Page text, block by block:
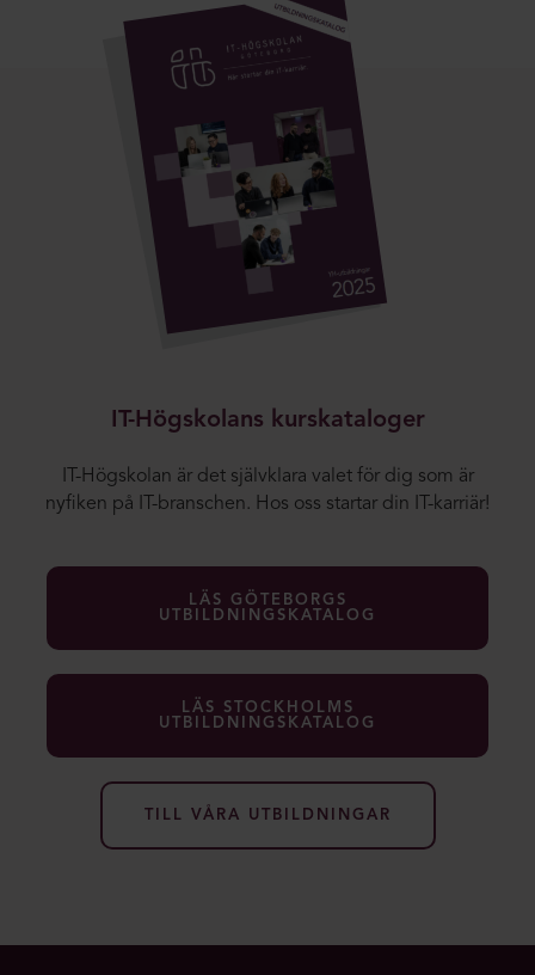
IT-Högskolans kurskataloger
IT-Högskolan är det självklara valet för dig som är
nyfiken på IT-branschen. Hos oss startar din IT-karriär!
LÄS GÖTEBORGS
UTBILDNINGSKATALOG
LÄS STOCKHOLMS
UTBILDNINGSKATALOG
TILL VÅRA UTBILDNINGAR